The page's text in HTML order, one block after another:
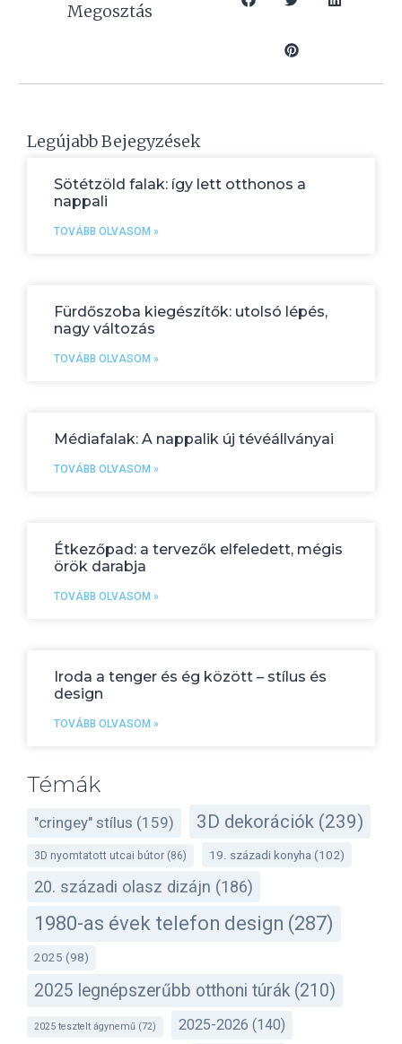
Megosztás
Legújabb Bejegyzések
Sötétzöld falak: így lett otthonos a
nappali
TOVÁBB OLVASOM »
Fürdőszoba kiegészítők: utolsó lépés,
nagy változás
TOVÁBB OLVASOM »
Médiafalak: A nappalik új tévéállványai
TOVÁBB OLVASOM »
Étkezőpad: a tervezők elfeledett, mégis
örök darabja
TOVÁBB OLVASOM »
Iroda a tenger és ég között – stílus és
design
TOVÁBB OLVASOM »
Témák
"cringey" stílus (159) 3D dekorációk (239)
3D nyomtatott utcai bútor (86) 19. századi konyha (102)
20. századi olasz dizájn (186)
1980-as évek telefon design (287)
2025 (98)
2025 legnépszerűbb otthoni túrák (210)
2025 tesztelt ágynemű (72) 2025-2026 (140)